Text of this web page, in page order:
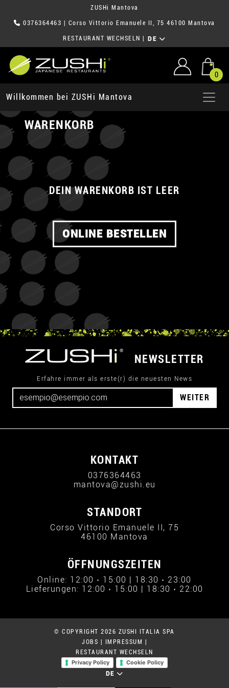
ZUSHi Mantova
0376364463 | Corso Vittorio Emanuele II, 75 46100 Mantova
RESTAURANT WECHSELN DE
0
Willkommen bei ZUSHi Mantova
WARENKORB
DEIN WARENKORB IST LEER
ONLINE BESTELLEN
NEWSLETTER
Erfahre immer als erste(r) die neuesten News
WEITER
KONTAKT
0376364463
mantova@zushi.eu
STANDORT
Corso Vittorio Emanuele II, 75
46100 Mantova
ÖFFNUNGSZEITEN
Online: 12:00 › 15:00 | 18:30 › 23:00
Lieferungen: 12:00 › 15:00 | 18:30 › 22:00
© COPYRIGHT 2026 ZUSHI ITALIA SPA
JOBS
IMPRESSUM
RESTAURANT WECHSELN
Privacy Policy
Cookie Policy
DE